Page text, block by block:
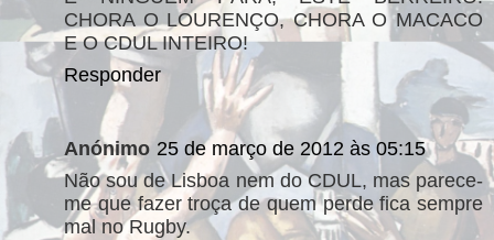
CHORA O LOURENÇO, CHORA O MACACO
E O CDUL INTEIRO!
Responder
Anónimo 25 de março de 2012 às 05:15
Não sou de Lisboa nem do CDUL, mas parece-
me que fazer troça de quem perde fica sempre
mal no Rugby.